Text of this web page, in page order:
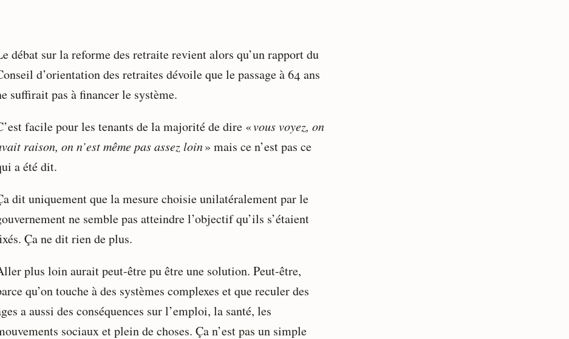
débat sur la reforme des retraite revient alors qu’un rapport du
d’orientation des retraites dévoile que le passage à 64 ans
suffirait pas à financer le système.
facile pour les tenants de la majorité de dire «vous voyez, on
raison, on n’est même pas assez loin» mais ce n’est pas ce
a été dit.
dit uniquement que la mesure choisie unilatéralement par le
ne semble pas atteindre l’objectif qu’ils s’étaient
Ça ne dit rien de plus.
plus loin aurait peut-être pu être une solution. Peut-être,
qu’on touche à des systèmes complexes et que reculer des
a aussi des conséquences sur l’emploi, la santé, les
sociaux et plein de choses. Ça n’est pas un simple